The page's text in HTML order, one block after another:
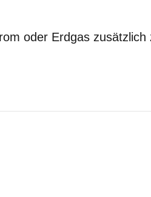
oder Erdgas zusätzlich